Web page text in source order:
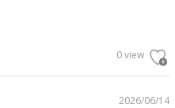
0 view
2026/06/14